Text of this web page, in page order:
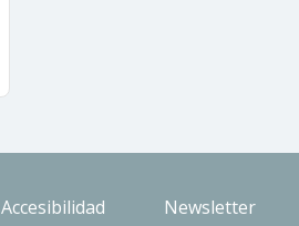
Accesibilidad Newsletter